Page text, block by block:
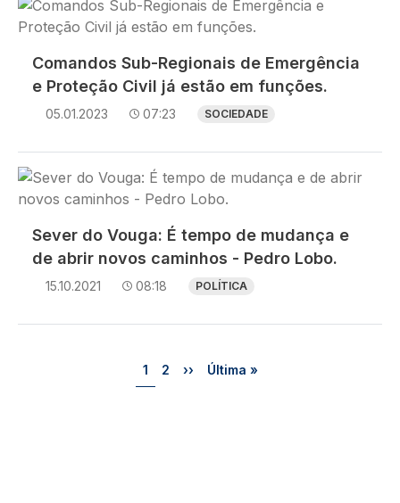
Imagem
Comandos Sub-Regionais de Emergência
e Proteção Civil já estão em funções.
05.01.2023 07:23 SOCIEDADE
Imagem
Sever do Vouga: É tempo de mudança e
de abrir novos caminhos - Pedro Lobo.
15.10.2021 08:18 POLÍTICA
Página
1 Página
2 Próxima página
›› Última página
Última »